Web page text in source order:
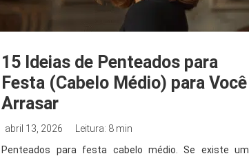
15 Ideias de Penteados para
Festa (Cabelo Médio) para Você
Arrasar
abril 13, 2026
Leitura: 8 min
Penteados para festa cabelo médio. Se existe um